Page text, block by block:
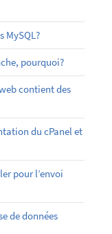
MySQL?
pourquoi?
contient des
du cPanel et
pour l’envoi
de données